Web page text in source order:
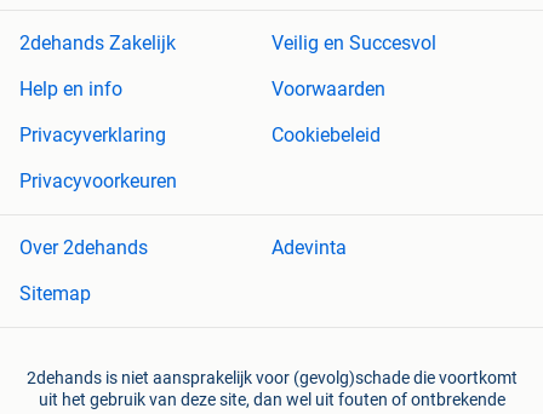
2dehands Zakelijk
Veilig en Succesvol
Help en info
Voorwaarden
Privacyverklaring
Cookiebeleid
Privacyvoorkeuren
Over 2dehands
Adevinta
Sitemap
2dehands is niet aansprakelijk voor (gevolg)schade die voortkomt
uit het gebruik van deze site, dan wel uit fouten of ontbrekende